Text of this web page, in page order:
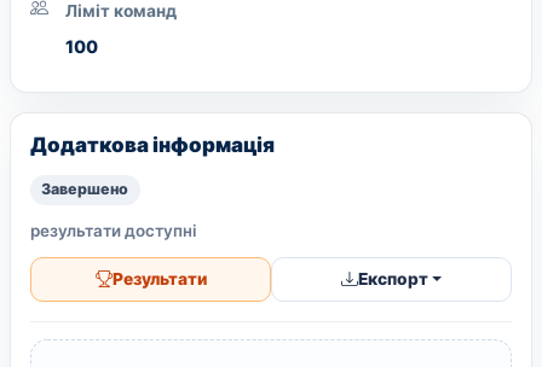
Ліміт команд
100
Додаткова інформація
Завершено
результати доступні
Результати Експорт